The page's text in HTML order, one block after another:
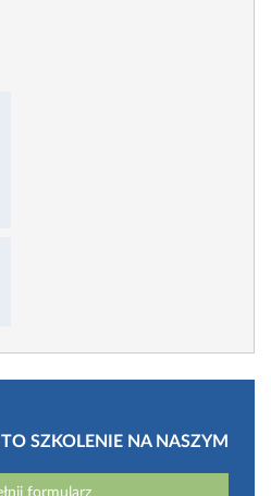
SZKOLENIE NA NASZYM
formularz